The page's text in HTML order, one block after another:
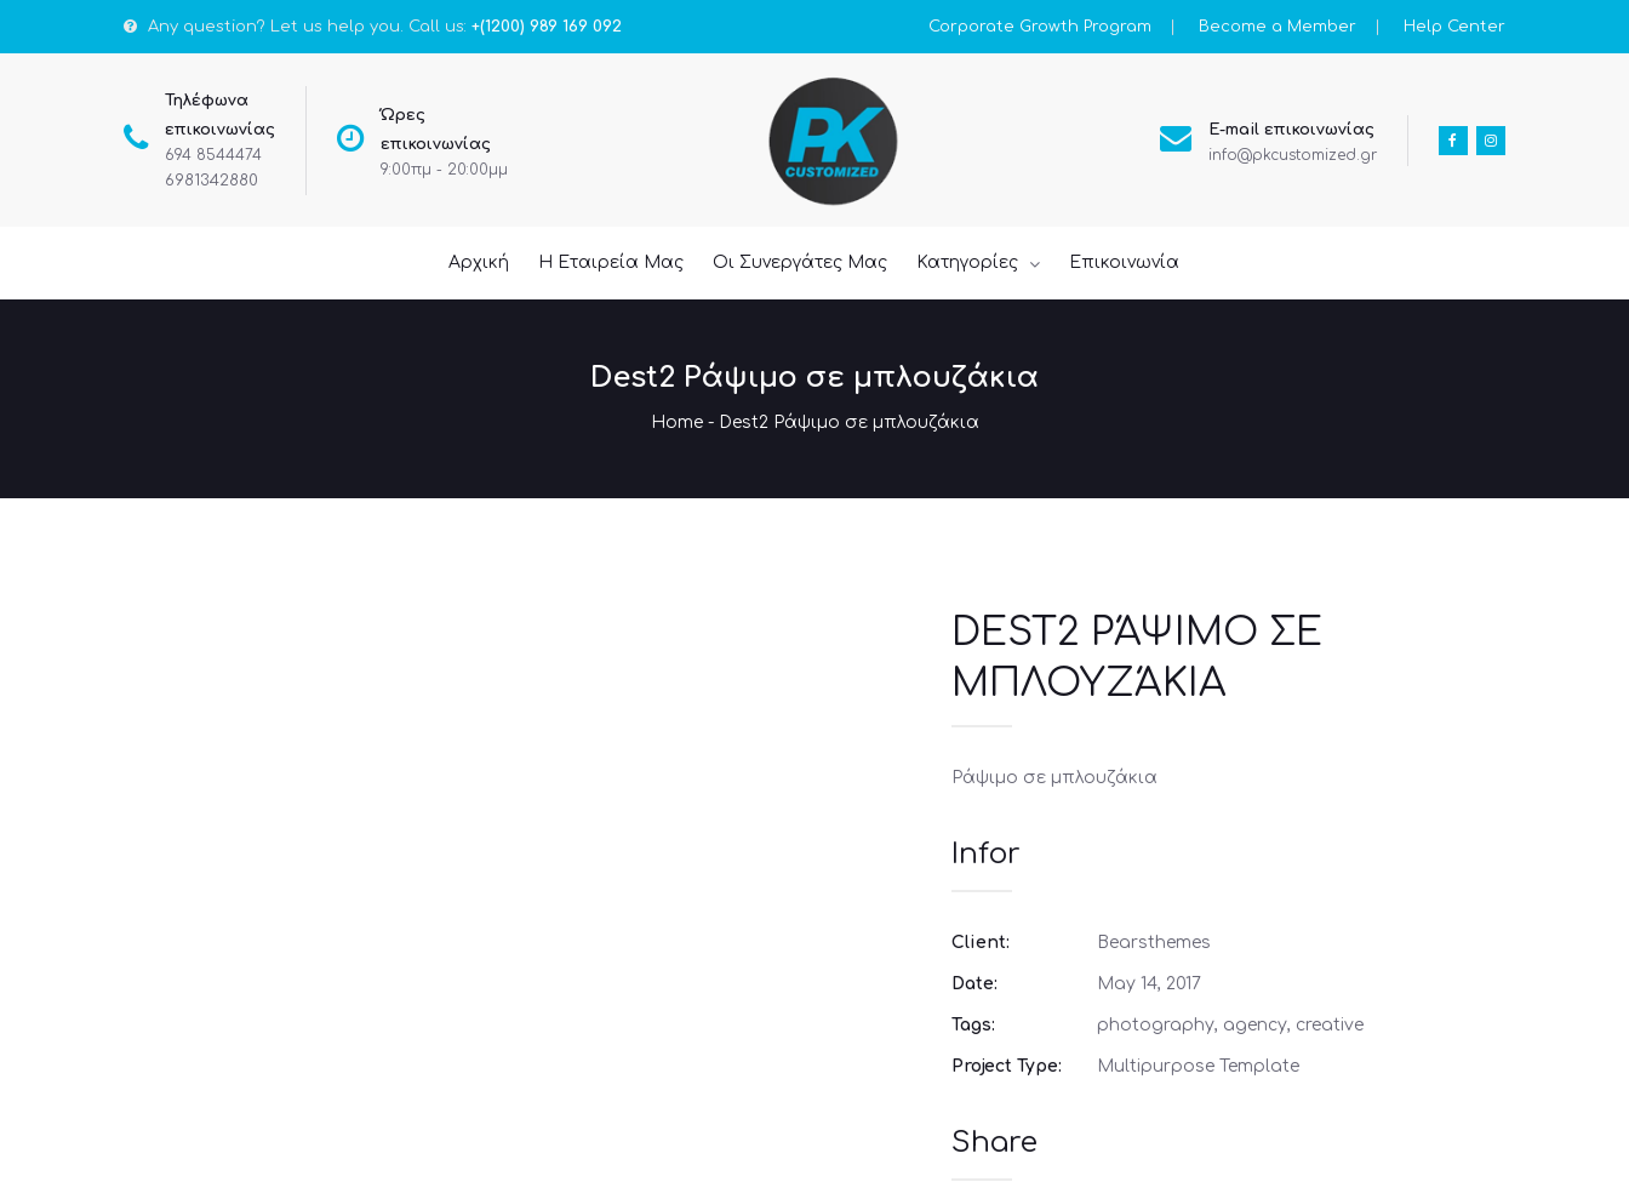
Any question? Let us help you. Call us: +(1200) 989 169 092 Corporate Growth Program Become a Member Help Center
Τηλέφωνα
επικοινωνίας
694 8544474
6981342880
Ώρες
επικοινωνίας
9:00πμ - 20:00μμ
E-mail επικοινωνίας
info@pkcustomized.gr
Αρχική Η Εταιρεία Μας Οι Συνεργάτες Μας Κατηγορίες Επικοινωνία
Dest2 Ράψιμο σε μπλουζάκια
Home- Dest2 Ράψιμο σε μπλουζάκια
DEST2 ΡΆΨΙΜΟ ΣΕ
ΜΠΛΟΥΖΆΚΙΑ
Ράψιμο σε μπλουζάκια
Infor
Client: Bearsthemes
Date: May 14, 2017
Tags: photography, agency, creative
Project Type: Multipurpose Template
Share